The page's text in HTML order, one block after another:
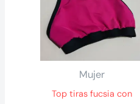
Mujer
Top tiras fucsia con